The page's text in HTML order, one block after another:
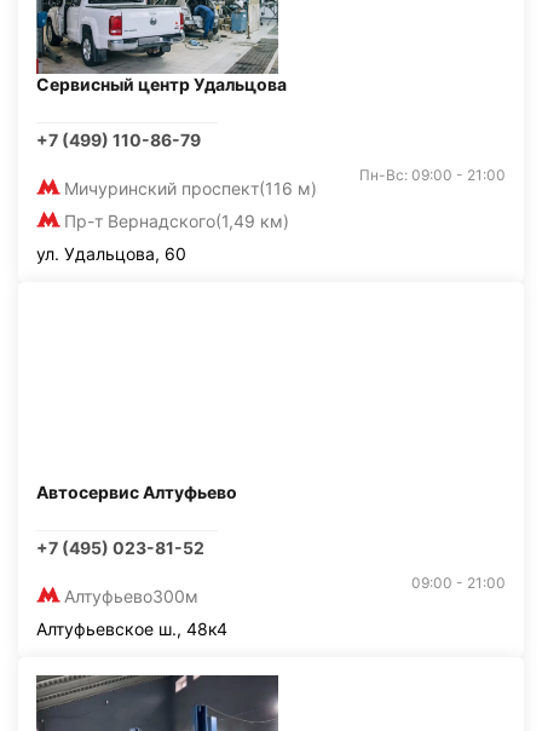
Сервисный центр Удальцова
+7 (499) 110-86-79
Мичуринский проспект(116 м)
Пр-т Вернадского(1,49 км)
Пн-Вс: 09:00 - 21:00
ул. Удальцова, 60
Автосервис Алтуфьево
+7 (495) 023-81-52
Алтуфьево300м
09:00 - 21:00
Алтуфьевское ш., 48к4